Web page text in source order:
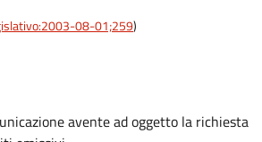
08-01;259)
avente ad oggetto la richiesta